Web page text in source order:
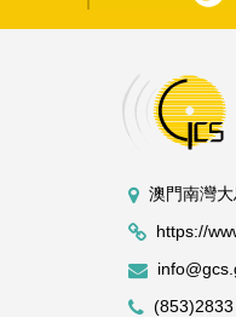
澳門南灣
https://